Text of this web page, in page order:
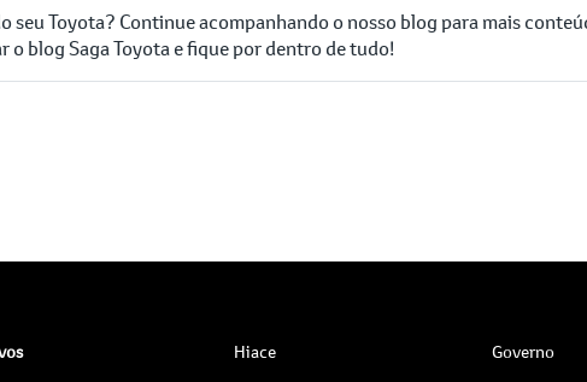
seu Toyota? Continue acompanhando o nosso blog para mais
o blog Saga Toyota e fique por dentro de tudo!
Hiace
Governo